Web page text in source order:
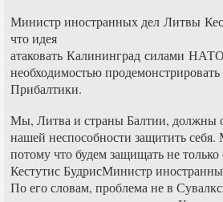
Министр иностранных дел Литвы
что идея
атаковать Калининград силами
необходимостью
Прибалтики.
Мы, Литва и страны Балтии, должны
нашей неспособности защитить
потому что будем защищать не
Кестутис БудрисМинистр
По его словам, проблема не в